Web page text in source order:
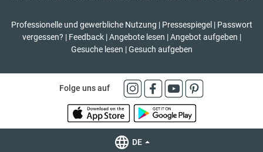
Professionelle und gewerbliche Nutzung | Pressespiegel | Passwort
vergessen? | Feedback | Angebote lesen | Angebot aufgeben |
Gesuche lesen | Gesuch aufgeben
Folge uns auf
DE